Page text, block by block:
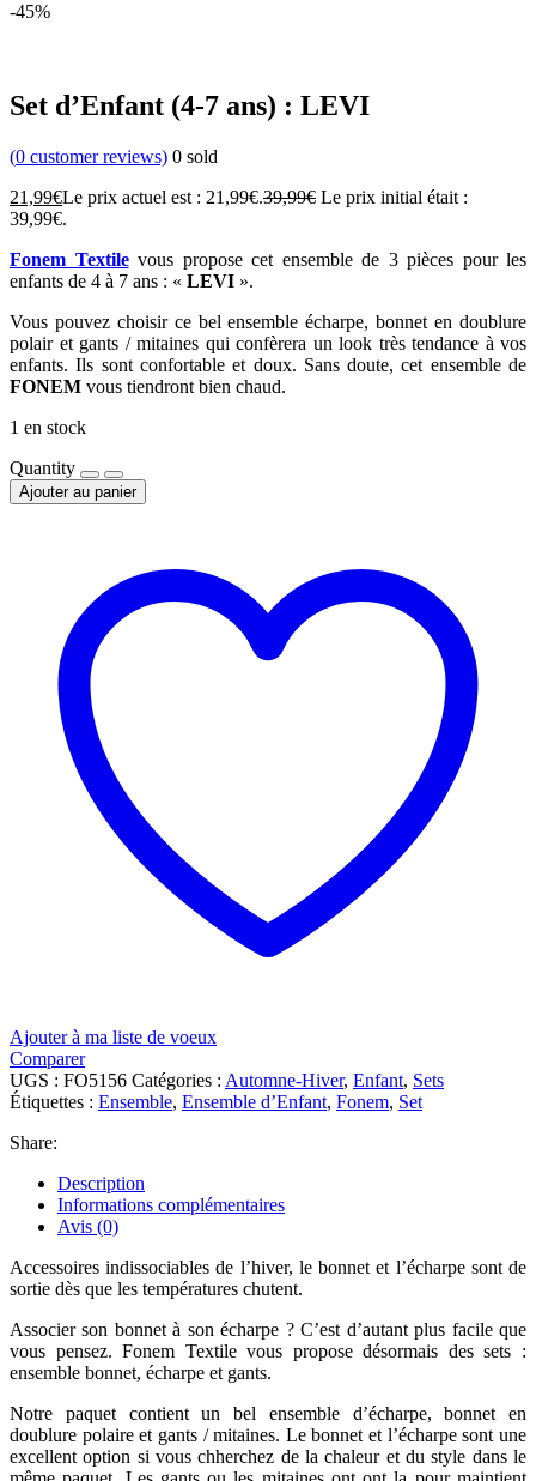
-45%
Set d’Enfant (4-7 ans) : LEVI
(0 customer reviews) 0 sold
21,99€Le prix actuel est : 21,99€.39,99€ Le prix initial était :
39,99€.
Fonem Textilevous propose cet ensemble de 3 pièces pour les
enfants de 4 à 7 ans : « LEVI ».
Vous pouvez choisir ce bel ensemble écharpe, bonnet en doublure
polair et gants / mitaines qui confèrera un look très tendance à vos
enfants. Ils sont confortable et doux. Sans doute, cet ensemble de
FONEM vous tiendront bien chaud.
1 en stock
Quantity
Ajouter au panier
Ajouter à ma liste de voeux
Comparer
UGS : FO5156 Catégories : Automne-Hiver, Enfant, Sets
Étiquettes : Ensemble, Ensemble d’Enfant, Fonem, Set
Share:
Description
Informations complémentaires
Avis (0)
Accessoires indissociables de l’hiver, le bonnet et l’écharpe sont de
sortie dès que les températures chutent.
Associer son bonnet à son écharpe ? C’est d’autant plus facile que
vous pensez. Fonem Textile vous propose désormais des sets :
ensemble bonnet, écharpe et gants.
Notre paquet contient un bel ensemble d’écharpe, bonnet en
doublure polaire et gants / mitaines. Le bonnet et l’écharpe sont une
excellent option si vous chherchez de la chaleur et du style dans le